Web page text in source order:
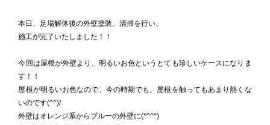
本日、足場解体後の外壁塗装、清掃を行い、
施工が完了いたしました！！
今回は屋根が外壁より、明るいお色というとても珍しいケースになりま
す！！
屋根が明るいお色なので、今の時期でも、屋根を触ってもあまり熱くな
いのです(^^)/
外壁はオレンジ系からブルーの外壁に(*^^*)